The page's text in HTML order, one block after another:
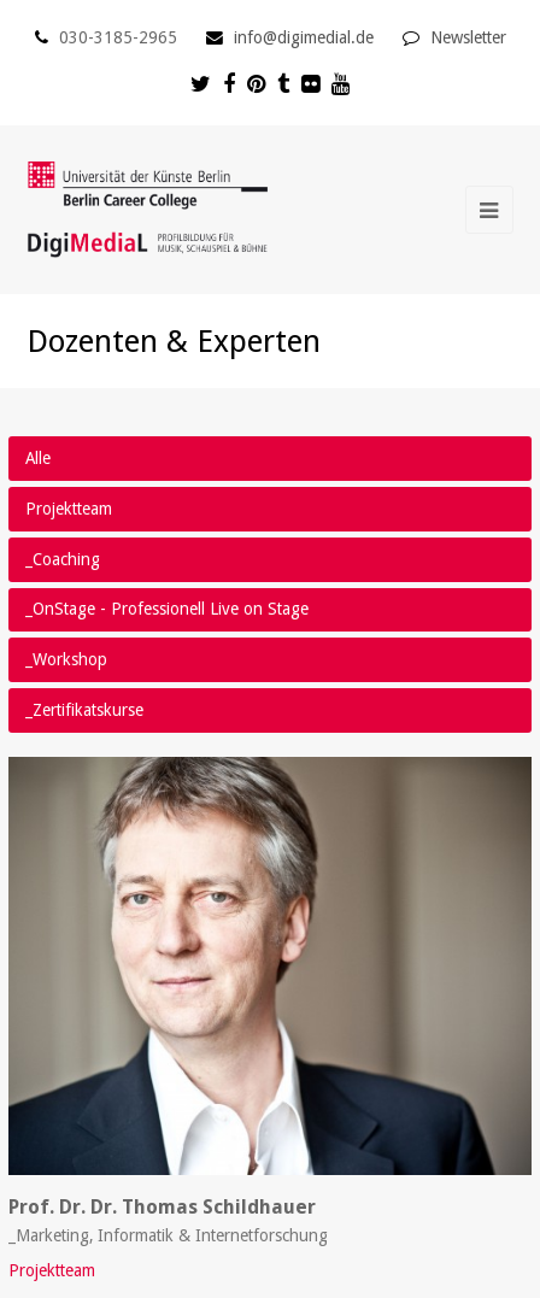
030-3185-2965 info@digimedial.de Newsletter
Dozenten & Experten
Alle
Projektteam
_Coaching
_OnStage - Professionell Live on Stage
_Workshop
_Zertifikatskurse
Prof. Dr. Dr. Thomas Schildhauer
_Marketing, Informatik & Internetforschung
Projektteam